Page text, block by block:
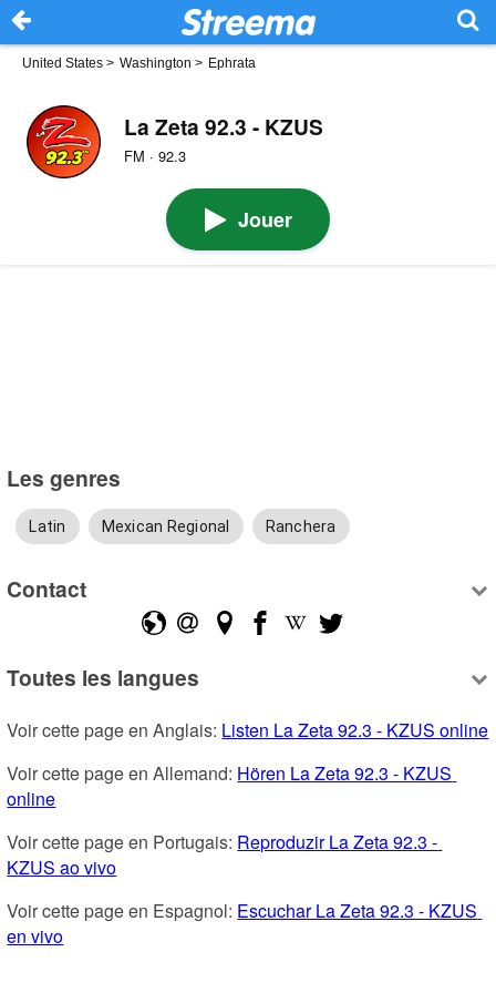
United States > Washington > Ephrata
La Zeta 92.3 - KZUS
FM · 92.3
Jouer
Les genres
Latin Mexican Regional Ranchera
Contact
Toutes les langues
Voir cette page en Anglais: Listen La Zeta 92.3 - KZUS online
Voir cette page en Allemand: Hören La Zeta 92.3 - KZUS
online
Voir cette page en Portugais: Reproduzir La Zeta 92.3 -
KZUS ao vivo
Voir cette page en Espagnol: Escuchar La Zeta 92.3 - KZUS
en vivo